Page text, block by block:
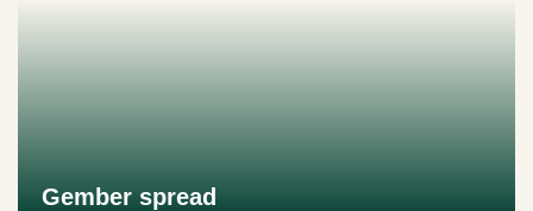
Gember spread